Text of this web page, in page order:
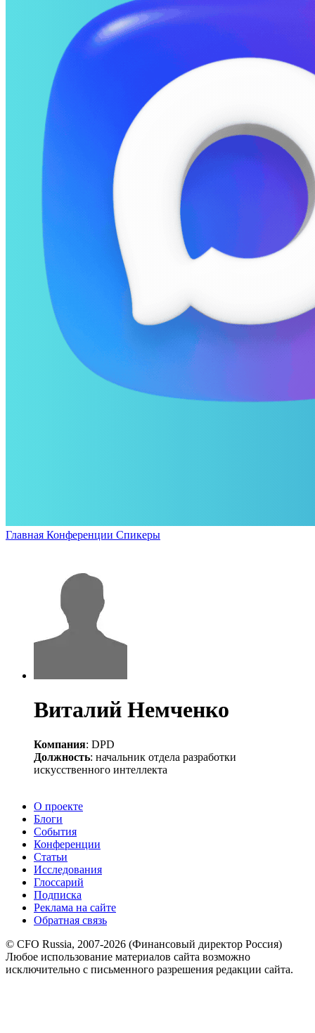
Главная Конференции Спикеры
Виталий Немченко
Компания: DPD
Должность: начальник отдела разработки
искусственного интеллекта
О проекте
Блоги
События
Конференции
Статьи
Исследования
Глоссарий
Подписка
Реклама на сайте
Обратная связь
© CFO Russia, 2007-2026 (Финансовый директор Россия)
Любое использование материалов сайта возможно
исключительно с письменного разрешения редакции сайта.